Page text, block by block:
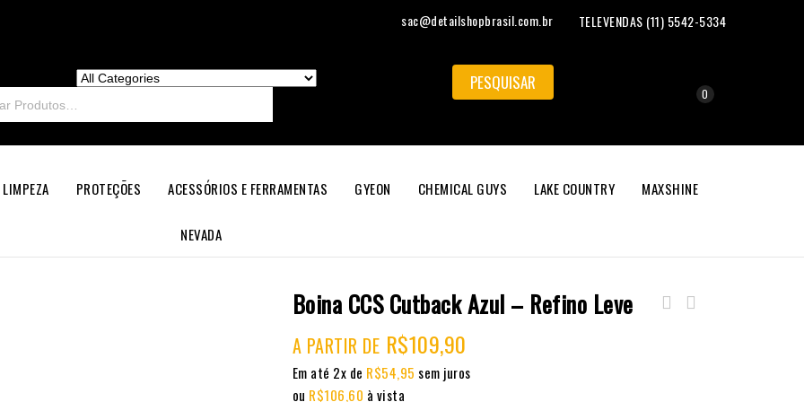
sac@detailshopbrasil.com.br TELEVENDAS (11) 5542-5334
0
PROTEÇÕES ACESSÓRIOS E FERRAMENTAS GYEON CHEMICAL GUYS LAKE COUNTRY MAXSHINE
NEVADA
Boina CCS Cutback Azul – Refino Leve
A PARTIR DE R$109,90
Em até 2x de R$54,95 sem juros
ou R$106,60 à vista